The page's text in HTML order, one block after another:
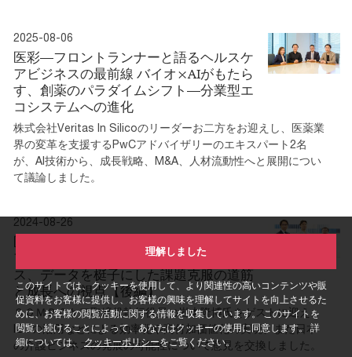
このサイトでは、クッキーを使用して、より関連性の高いコンテンツや販
促資料をお客様に提供し、お客様の興味を理解してサイトを向上させるた
めに、お客様の閲覧活動に関する情報を収集しています。 このサイトを
閲覧し続けることによって、あなたはクッキーの使用に同意します。 詳
細については、クッキーポリシーをご覧ください。
理解しました
2025-08-06
医彩―フロントランナーと語るヘルスケ
アビジネスの最前線 バイオ×AIがもたら
す、創薬のパラダイムシフト—分業型エ
コシステムへの進化
株式会社Veritas In Silicoのリーダーお二方をお迎えし、医薬業
界の変革を支援するPwCアドバイザリーのエキスパート2名
が、AI技術から、成長戦略、M&A、人材流動性へと展開につい
て議論しました。
2024-08-26
医彩―フロントランナーと語るヘルスケ
アビジネスの最前線 日本の介護ビジネ
ス、データを梃子にした課題克服の道筋
と成長への視点【後編】
ＳＯＭＰＯケア取締役執行役員の岩本隆博氏をゲストに迎え、
ICTの活用などによる効率化や高付加価値化の実現、また日本
の介護ビジネスの発展の可能性について意見を交換しました。